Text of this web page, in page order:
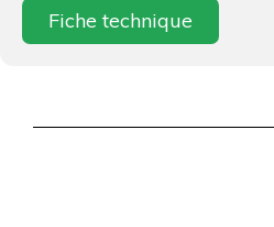
Fiche technique